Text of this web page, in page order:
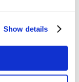
Show details